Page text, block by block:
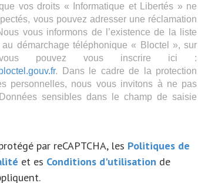
vos droits « Informatique et Libertés » ne
vous pouvez adresser une réclamation
vous informons de l’existence de la liste
au démarchage téléphonique « Bloctel », sur
vous pouvez vous inscrire ici :
. Dans le cadre de la protection
personnelles, nous vous invitons à ne pas
sensibles dans le champ de saisie
par reCAPTCHA, les Politiques de
et es Conditions d'utilisation de